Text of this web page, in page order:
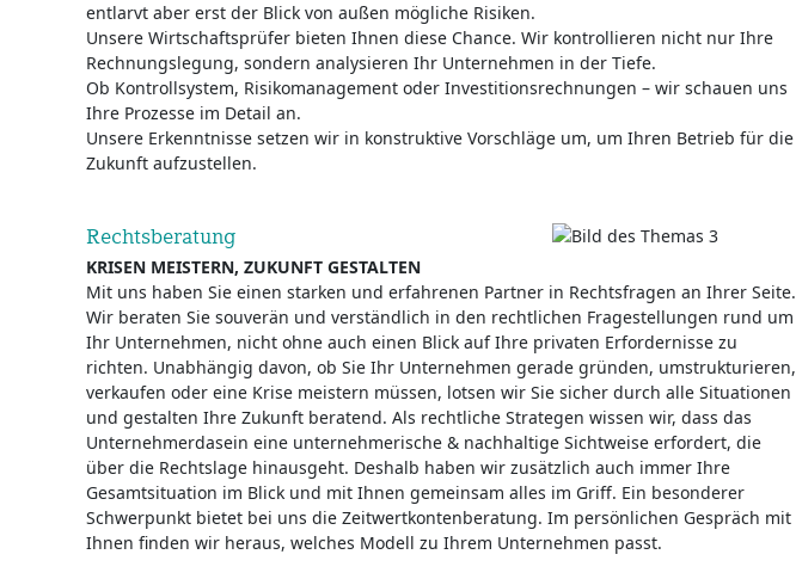
entlarvt aber erst der Blick von außen mögliche Risiken.
Unsere Wirtschaftsprüfer bieten Ihnen diese Chance. Wir kontrollieren nicht nur Ihre
Rechnungslegung, sondern analysieren Ihr Unternehmen in der Tiefe.
Ob Kontrollsystem, Risikomanagement oder Investitionsrechnungen – wir schauen uns
Ihre Prozesse im Detail an.
Unsere Erkenntnisse setzen wir in konstruktive Vorschläge um, um Ihren Betrieb für die
Zukunft aufzustellen.
Rechtsberatung
KRISEN MEISTERN, ZUKUNFT GESTALTEN
Mit uns haben Sie einen starken und erfahrenen Partner in Rechtsfragen an Ihrer Seite.
Wir beraten Sie souverän und verständlich in den rechtlichen Fragestellungen rund um
Ihr Unternehmen, nicht ohne auch einen Blick auf Ihre privaten Erfordernisse zu
richten. Unabhängig davon, ob Sie Ihr Unternehmen gerade gründen, umstrukturieren,
verkaufen oder eine Krise meistern müssen, lotsen wir Sie sicher durch alle Situationen
und gestalten Ihre Zukunft beratend. Als rechtliche Strategen wissen wir, dass das
Unternehmerdasein eine unternehmerische & nachhaltige Sichtweise erfordert, die
über die Rechtslage hinausgeht. Deshalb haben wir zusätzlich auch immer Ihre
Gesamtsituation im Blick und mit Ihnen gemeinsam alles im Griff. Ein besonderer
Schwerpunkt bietet bei uns die Zeitwertkontenberatung. Im persönlichen Gespräch mit
Ihnen finden wir heraus, welches Modell zu Ihrem Unternehmen passt.